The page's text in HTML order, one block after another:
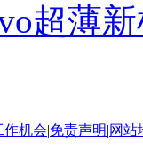
超薄
作机会|免责声明|网站